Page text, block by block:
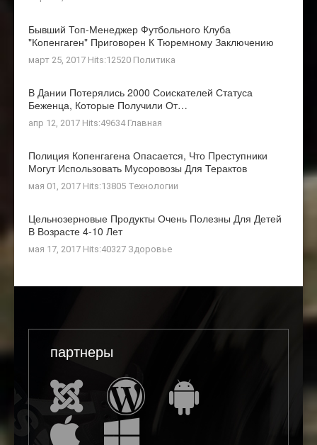
Бывший Топ-Менеджер Футбольного Клуба
"Копенгаген" Приговорен К Тюремному Заключению
март 25, 2017 Hits:12520 Политика
В Дании Потерялись 2000 Соискателей Статуса
Беженца, Которые Получили От…
апр 12, 2017 Hits:49634 Главная
Полиция Копенгагена Опасается, Что Преступники
Могут Использовать Мусоровозы Для Терактов
мая 01, 2017 Hits:13805 Технологии
Цельнозерновые Продукты Очень Полезны Для Детей
В Возрасте 4-10 Лет
мая 17, 2017 Hits:40327 Здоровье
партнеры